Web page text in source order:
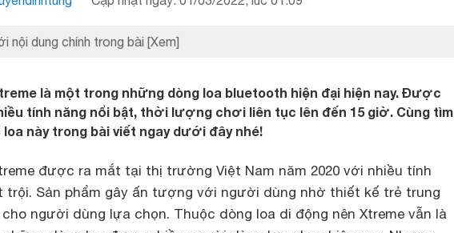
nội dung chính trong bài [Xem]
là một trong những dòng loa bluetooth hiện đại hiện nay. Được
tính năng nổi bật, thời lượng chơi liên tục lên đến 15 giờ. Cùng tìm
loa này trong bài viết ngay dưới đây nhé!
được ra mắt tại thị trường Việt Nam năm 2020 với nhiều tính
trội. Sản phẩm gây ấn tượng với người dùng nhờ thiết kế trẻ trung
người dùng lựa chọn. Thuộc dòng loa di động nên Xtreme vẫn là